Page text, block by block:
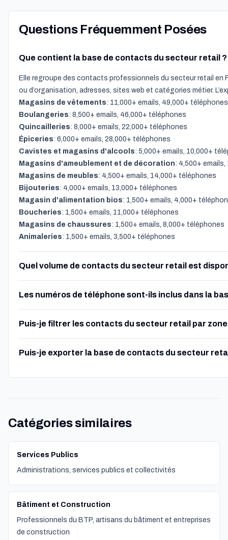
Questions Fréquemment Posées
Que contient la base de contacts du secteur retail ?
Elle regroupe des contacts professionnels du secteur retail en
ou d’organisation, adresses, sites web et catégories métier.
Magasins de vêtements: 11,000+ emails, 49,000+ téléphones
Boulangeries: 8,500+ emails, 46,000+ téléphones
Quincailleries: 8,000+ emails, 22,000+ téléphones
Épiceries: 6,000+ emails, 28,000+ téléphones
Cavistes et magasins d'alcools: 5,000+ emails, 10,000+
Magasins d'ameublement et de décoration: 4,500+
Magasins de meubles: 4,500+ emails, 14,000+ téléphones
Bijouteries: 4,000+ emails, 13,000+ téléphones
Magasin d'alimentation bios: 1,500+ emails, 4,000+
Boucheries: 1,500+ emails, 11,000+ téléphones
Magasins de chaussures: 1,500+ emails, 8,000+ téléphones
Animaleries: 1,500+ emails, 3,500+ téléphones
Quel volume de contacts du secteur retail est
Les numéros de téléphone sont-ils inclus dans la
Puis-je filtrer les contacts du secteur retail par
Puis-je exporter la base de contacts du secteur
Catégories similaires
Services Publics
Administrations, services publics et collectivités
Bâtiment et Construction
Professionnels du BTP, artisans du bâtiment et entreprises
de construction